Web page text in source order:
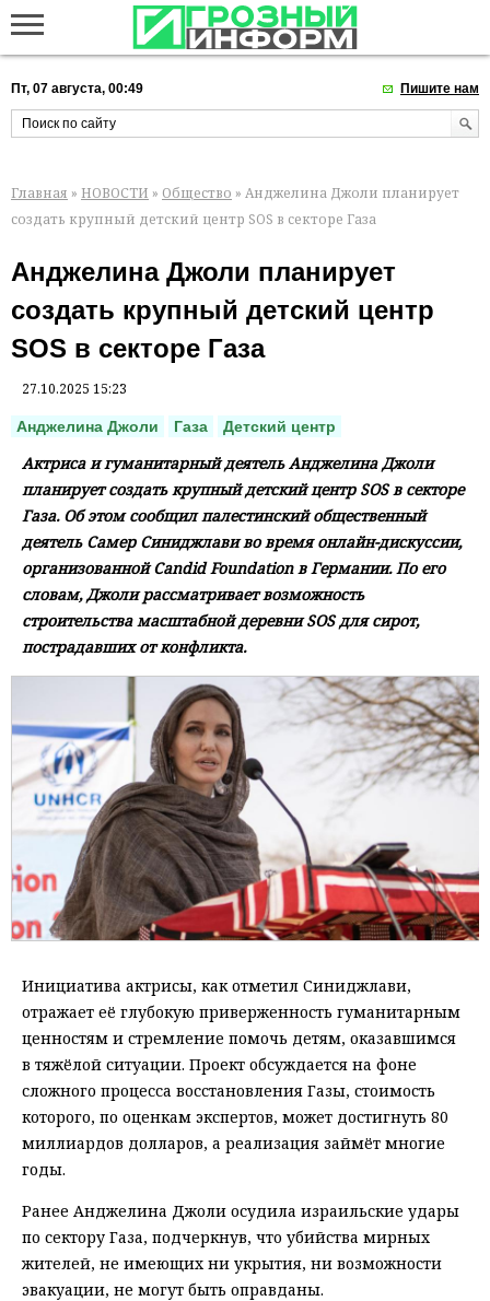
Пт, 07 августа, 00:49 Пишите нам
Главная » НОВОСТИ » Общество » Анджелина Джоли планирует
создать крупный детский центр SOS в секторе Газа
Анджелина Джоли планирует
создать крупный детский центр
SOS в секторе Газа
27.10.2025 15:23
Анджелина Джоли Газа Детский центр
Актриса и гуманитарный деятель Анджелина Джоли
планирует создать крупный детский центр SOS в секторе
Газа. Об этом сообщил палестинский общественный
деятель Самер Синиджлави во время онлайн-дискуссии,
организованной Candid Foundation в Германии. По его
словам, Джоли рассматривает возможность
строительства масштабной деревни SOS для сирот,
пострадавших от конфликта.
Инициатива актрисы, как отметил Синиджлави,
отражает её глубокую приверженность гуманитарным
ценностям и стремление помочь детям, оказавшимся
в тяжёлой ситуации. Проект обсуждается на фоне
сложного процесса восстановления Газы, стоимость
которого, по оценкам экспертов, может достигнуть 80
миллиардов долларов, а реализация займёт многие
годы.
Ранее Анджелина Джоли осудила израильские удары
по сектору Газа, подчеркнув, что убийства мирных
жителей, не имеющих ни укрытия, ни возможности
эвакуации, не могут быть оправданы.